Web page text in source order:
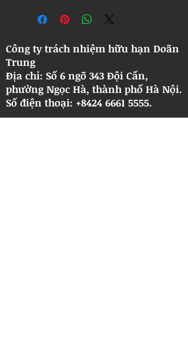
Công ty trách nhiệm hữu hạn Doãn
Trung
Địa chỉ: Số 6 ngõ 343 Đội Cấn,
phường Ngọc Hà, thành phố Hà Nội.
​Số điện thoại: +8424 6661 5555.